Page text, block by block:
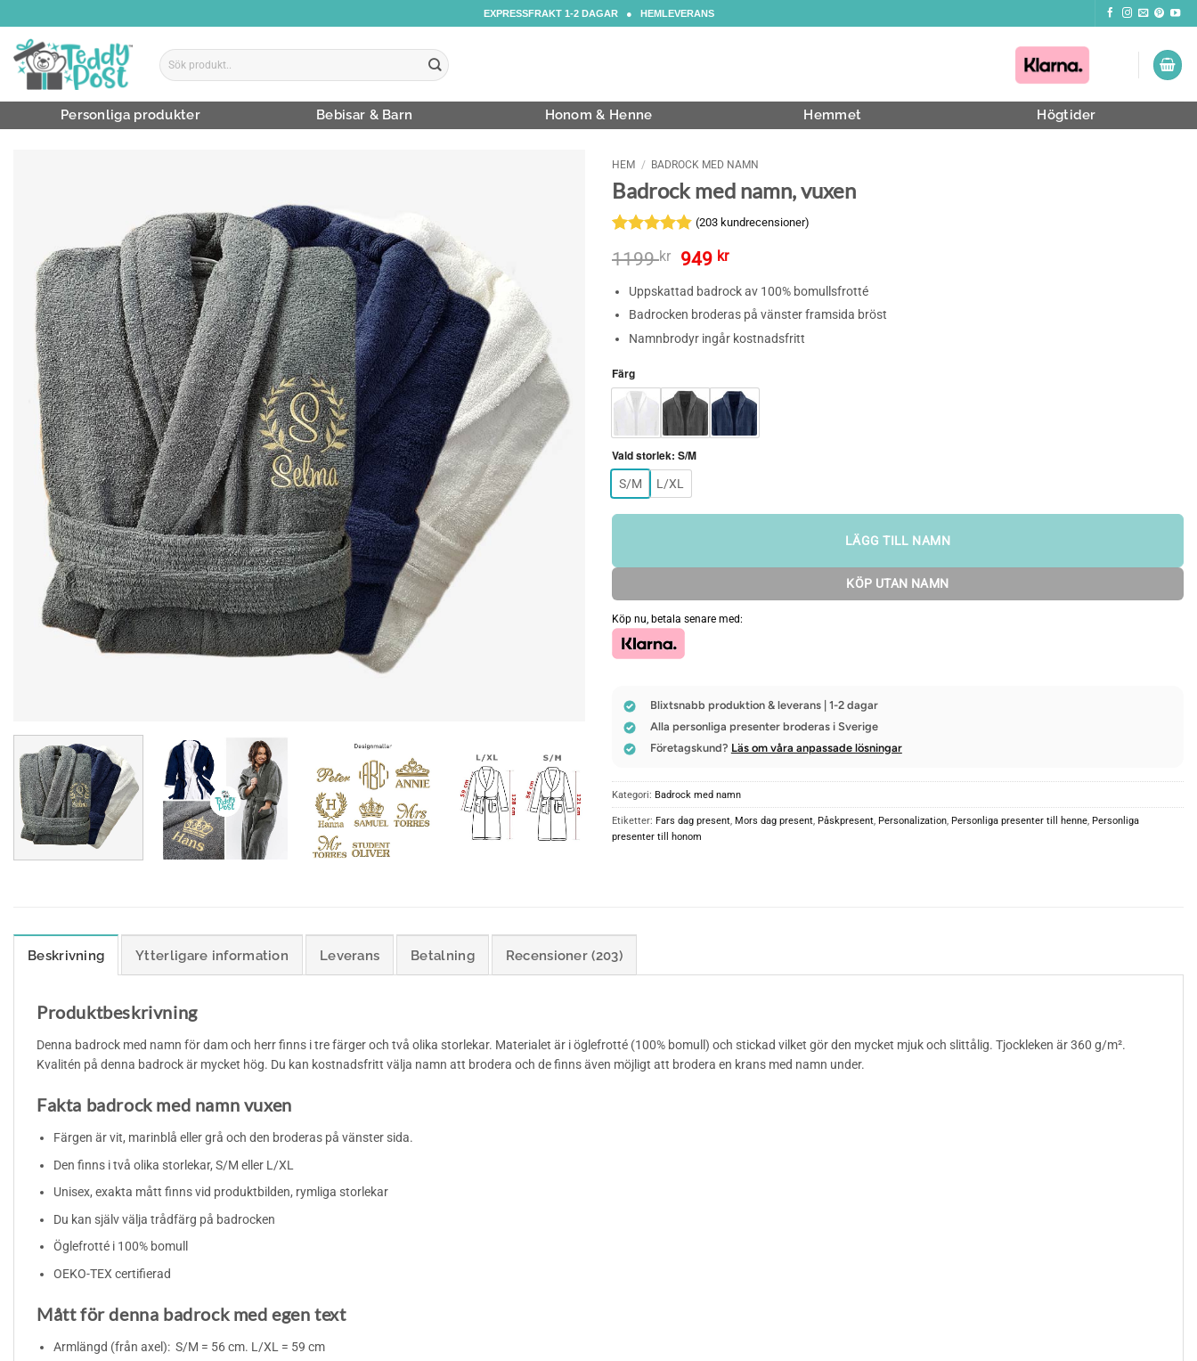
to
content
EXPRESSFRAKT 1-2 DAGAR ● HEMLEVERANS
Sök
efter:
Personliga produkter Bebisar & Barn Honom & Henne Hemmet Högtider
HEM / BADROCK MED NAMN
Badrock med namn, vuxen
4.85av 5
kundrecensioner
(203 kundrecensioner)
1199kr
Det
priset
var:
1199 kr.
949 krDet
priset
är:
949 kr.
Uppskattad badrock av 100% bomullsfrotté
Badrocken broderas på vänster framsida bröst
Namnbrodyr ingår kostnadsfritt
Färg
Vald storlek: S/M
S/M L/XL
LÄGG TILL NAMN
KÖP UTAN NAMN
Köp nu, betala senare med:
Blixtsnabb produktion & leverans | 1-2 dagar
Alla personliga presenter broderas i Sverige
Företagskund? Läs om våra anpassade lösningar
Kategori: Badrock med namn
Etiketter: Fars dag present, Mors dag present, Påskpresent, Personalization, Personliga presenter till henne, Personliga
presenter till honom
Beskrivning Ytterligare information Leverans Betalning Recensioner (203)
Produktbeskrivning
Denna badrock med namn för dam och herr finns i tre färger och två olika storlekar. Materialet är i öglefrotté (100% bomull) och stickad vilket gör den mycket mjuk och slittålig. Tjockleken är 360 g/m².
Kvalitén på denna badrock är mycket hög. Du kan kostnadsfritt välja namn att brodera och de finns även möjligt att brodera en krans med namn under.
Fakta badrock med namn vuxen
Färgen är vit, marinblå eller grå och den broderas på vänster sida.
Den finns i två olika storlekar, S/M eller L/XL
Unisex, exakta mått finns vid produktbilden, rymliga storlekar
Du kan själv välja trådfärg på badrocken
Öglefrotté i 100% bomull
OEKO-TEX certifierad
Mått för denna badrock med egen text
Armlängd (från axel): S/M = 56 cm. L/XL = 59 cm